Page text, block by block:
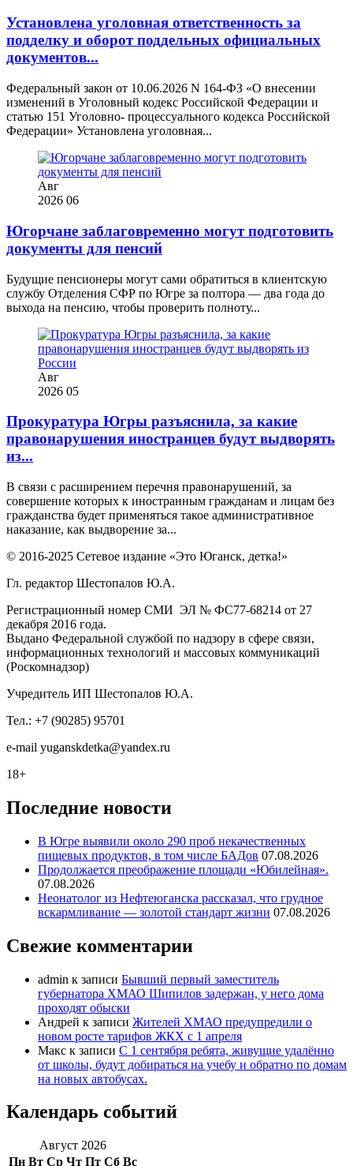
Установлена уголовная ответственность за
подделку и оборот поддельных официальных
документов...
Федеральный закон от 10.06.2026 N 164-ФЗ «О внесении
изменений в Уголовный кодекс Российской Федерации и
статью 151 Уголовно- процессуального кодекса Российской
Федерации» Установлена уголовная...
Авг
2026 06
Югорчане заблаговременно могут подготовить
документы для пенсий
Будущие пенсионеры могут сами обратиться в клиентскую
службу Отделения СФР по Югре за полтора — два года до
выхода на пенсию, чтобы проверить полноту...
Авг
2026 05
Прокуратура Югры разъяснила, за какие
правонарушения иностранцев будут выдворять
из...
В связи с расширением перечня правонарушений, за
совершение которых к иностранным гражданам и лицам без
гражданства будет применяться такое административное
наказание, как выдворение за...
© 2016-2025 Сетевое издание «Это Юганск, детка!»
Гл. редактор Шестопалов Ю.А.
Регистрационный номер СМИ ЭЛ № ФС77-68214 от 27
декабря 2016 года.
Выдано Федеральной службой по надзору в сфере связи,
информационных технологий и массовых коммуникаций
(Роскомнадзор)
Учредитель ИП Шестопалов Ю.А.
Тел.: +7 (90285) 95701
e-mail yuganskdetka@yandex.ru
18+
Последние новости
В Югре выявили около 290 проб некачественных
пищевых продуктов, в том числе БАДов 07.08.2026
Продолжается преображение площади «Юбилейная».
07.08.2026
Неонатолог из Нефтеюганска рассказал, что грудное
вскармливание — золотой стандарт жизни 07.08.2026
Свежие комментарии
admin к записи Бывший первый заместитель
губернатора ХМАО Шипилов задержан, у него дома
проходят обыски
Андрей к записи Жителей ХМАО предупредили о
новом росте тарифов ЖКХ с 1 апреля
Макс к записи С 1 сентября ребята, живущие удалённо
от школы, будут добираться на учебу и обратно по домам
на новых автобусах.
Календарь событий
Август 2026
Пн Вт Ср Чт Пт Сб Вс